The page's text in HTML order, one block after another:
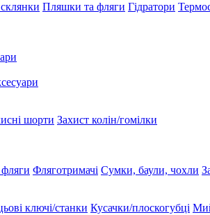
Пляшки та фляги Гідратори
шорти Захист колін/гомілки
Фляготримачі Сумки, баули, чохли
ключі/станки Кусачки/плоскогубці